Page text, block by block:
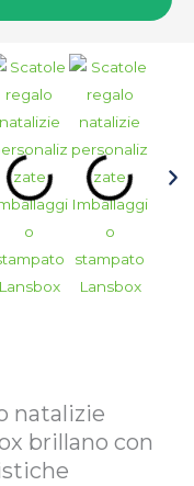
natalizie
brillano con